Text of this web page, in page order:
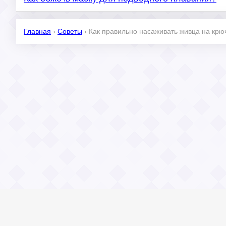
Главная › Советы › Как правильно насаживать живца на